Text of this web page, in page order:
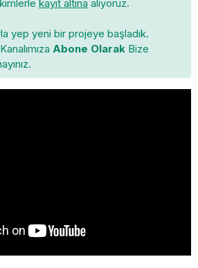
kayıt altına alıyoruz.
yep yeni bir projeye başladık.
Abone Olarak Bize